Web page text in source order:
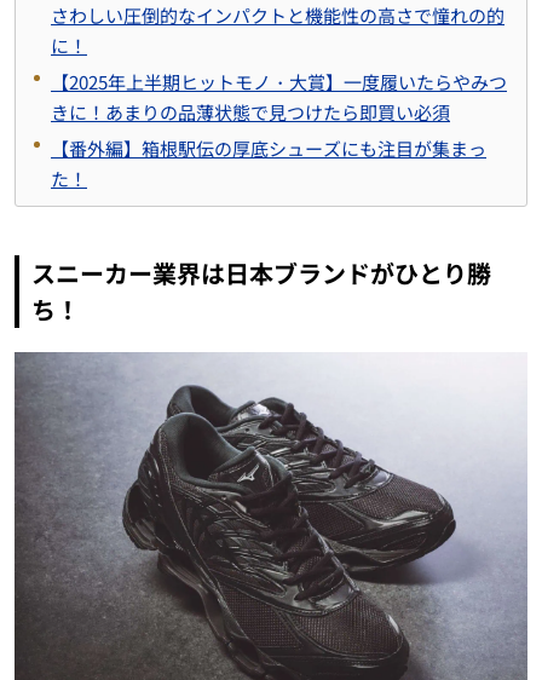
さわしい圧倒的なインパクトと機能性の高さで憧れの的
に！
【2025年上半期ヒットモノ・大賞】一度履いたらやみつ
きに！あまりの品薄状態で見つけたら即買い必須
【番外編】箱根駅伝の厚底シューズにも注目が集まっ
た！
スニーカー業界は日本ブランドがひとり勝
ち！